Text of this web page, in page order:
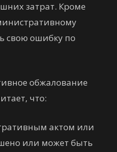
затрат. Кроме
свою ошибку по
обжалование
что:
актом или
или может быть